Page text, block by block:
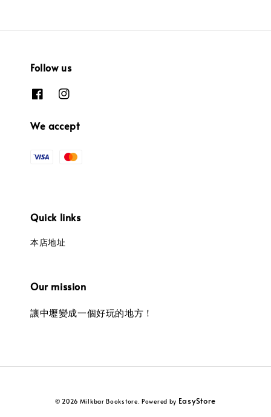
Follow us
We accept
Quick links
本店地址
Our mission
讓中壢變成一個好玩的地方！
© 2026 Milkbar Bookstore. Powered by EasyStore